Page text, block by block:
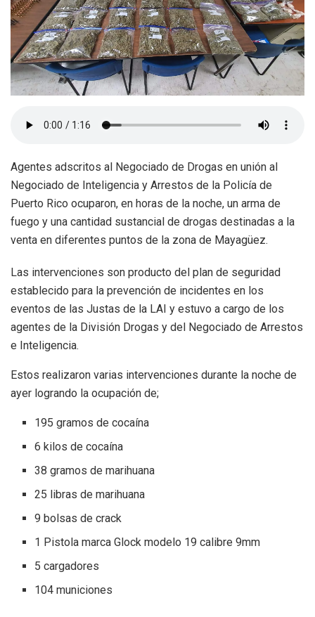
Agentes adscritos al Negociado de Drogas en unión al
Negociado de Inteligencia y Arrestos de la Policía de
Puerto Rico ocuparon, en horas de la noche, un arma de
fuego y una cantidad sustancial de drogas destinadas a la
venta en diferentes puntos de la zona de Mayagüez.
Las intervenciones son producto del plan de seguridad
establecido para la prevención de incidentes en los
eventos de las Justas de la LAI y estuvo a cargo de los
agentes de la División Drogas y del Negociado de Arrestos
e Inteligencia.
Estos realizaron varias intervenciones durante la noche de
ayer logrando la ocupación de;
195 gramos de cocaína
6 kilos de cocaína
38 gramos de marihuana
25 libras de marihuana
9 bolsas de crack
1 Pistola marca Glock modelo 19 calibre 9mm
5 cargadores
104 municiones